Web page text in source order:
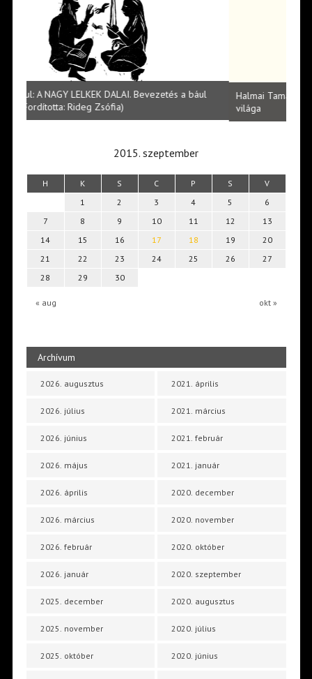
Halmai Tamás: Megválaszolt érintés. Leveles Ibolya költői
világa
2015. szeptember
H K S C P S V
« aug okt »
1 2 3 4 5
6
7
8 9 10 11 12
13
14
15 16 17 18 19
20
21
22 23 24 25 26
27
28
29 30
Archívum
2026. augusztus
2026. július
2026. június
2026. május
2026. április
2026. március
2026. február
2026. január
2025. december
2025. november
2025. október
2021. április
2021. március
2021. február
2021. január
2020. december
2020. november
2020. október
2020. szeptember
2020. augusztus
2020. július
2020. június